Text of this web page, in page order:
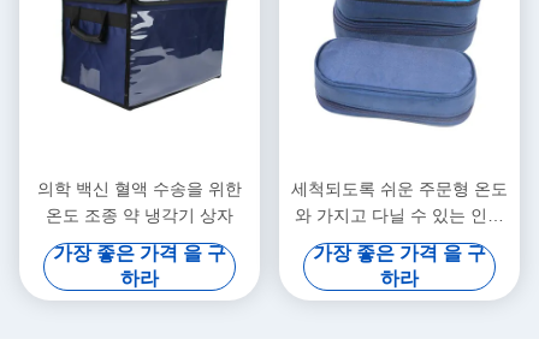
의학 백신 혈액 수송을 위한
온도 조종 약 냉각기 상자
가장 좋은 가격 을 구
하라
세척되도록 쉬운 주문형 온도
와 가지고 다닐 수 있는 인슐
린 의학 냉장 용기
가장 좋은 가격 을 구
하라